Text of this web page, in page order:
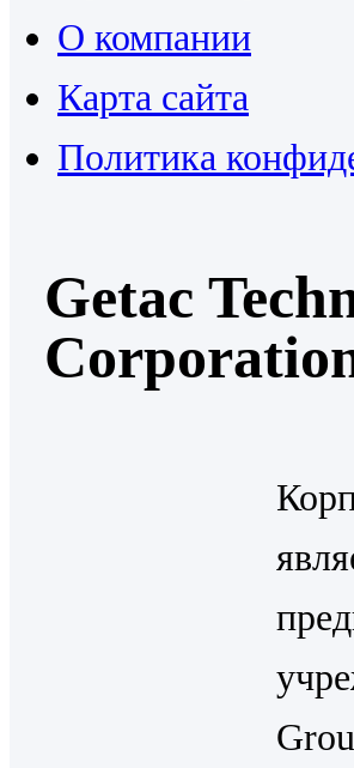
О компании
Карта сайта
Политика
Getac